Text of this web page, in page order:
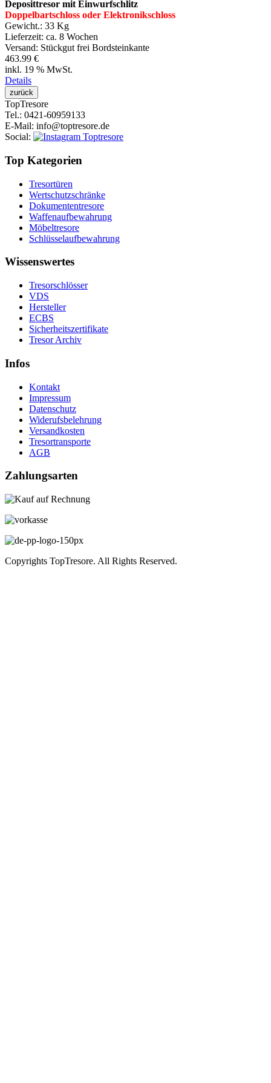
Deposittresor mit Einwurfschlitz
Doppelbartschloss oder Elektronikschloss
Gewicht.: 33 Kg
Lieferzeit: ca. 8 Wochen
Versand: Stückgut frei Bordsteinkante
463.99 €
inkl. 19 % MwSt.
Details
TopTresore
Tel.: 0421-60959133
E-Mail: info@toptresore.de
Social:
Top Kategorien
Tresortüren
Wertschutzschränke
Dokumententresore
Waffenaufbewahrung
Möbeltresore
Schlüsselaufbewahrung
Wissenswertes
Tresorschlösser
VDS
Hersteller
ECBS
Sicherheitszertifikate
Tresor Archiv
Infos
Kontakt
Impressum
Datenschutz
Widerufsbelehrung
Versandkosten
Tresortransporte
AGB
Zahlungsarten
Copyrights TopTresore. All Rights Reserved.